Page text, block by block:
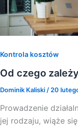
Kontrola kosztów
Od czego
Dominik Kaliski / 20
Prowadzenie
jej rodzaju, wiąże